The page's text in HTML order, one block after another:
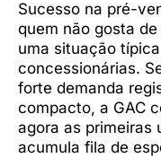
Sucesso na pré-
quem não gosta
uma situação
concessionárias.
forte demanda
compacto, a GAC
agora as primeiras
acumula fila de